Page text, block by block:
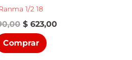
1/2 18
El
precio
original
era:
$ 623,00El
Comprar